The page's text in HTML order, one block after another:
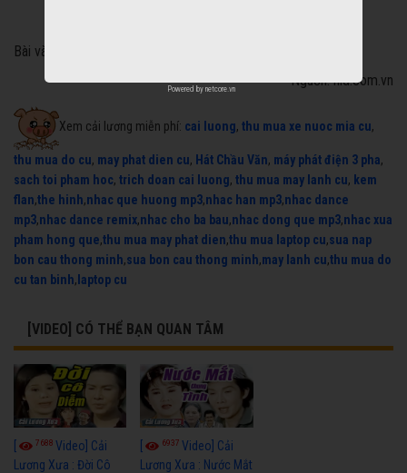
Bài và ảnh: Thanh Hiệp
Nguồn: nld.com.vn
Xem cải lương miễn phí: cai luong, thu mua xe nuoc mia cu,
thu mua do cu, may phat dien cu, Hát Chầu Văn, máy phát điện 3 pha,
sach toi pham hoc, trich doan cai luong, thu mua may lanh cu, kem
flan,the hinh,nhac que huong mp3,nhac han mp3,nhac dance
mp3,nhac dance remix,nhac cho ba bau,nhac dong que mp3,nhac xua
pham hong que,thu mua may phat dien,thu mua laptop cu,sua nap
bon cau thong minh,sua bon cau thong minh,may lanh cu,thu mua do
cu tan binh, laptop cu
[VIDEO] CÓ THỂ BẠN QUAN TÂM
7688 Video] Cải
Lương Xưa : Đời Cô
6937Video] Cải
Lương Xưa : Nước Mắt
Powered by netcore.vn